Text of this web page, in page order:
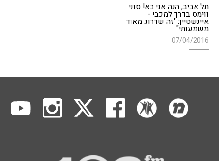
תל אביב, הנה אני בא! סוני
ווימס בדרך למכבי -
איינשטיין: "זה שדרוג מאוד
משמעותי"
07/04/2016